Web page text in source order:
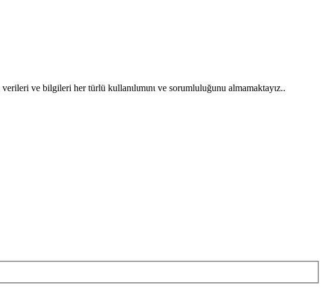
ve bilgileri her türlü kullanιlιmιnι ve sorumluluğunu almamaktayιz..